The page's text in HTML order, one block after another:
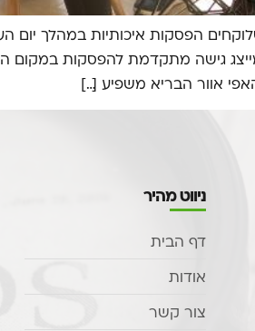
גישה מתקדמת להפסקות במקום
אוור הבריא משפיע […]
ניווט מהיר
דף הבית
אודות
צור קשר